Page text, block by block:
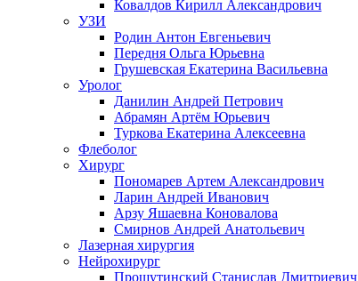
Ковалдов Кирилл Александрович
УЗИ
Родин Антон Евгеньевич
Передня Ольга Юрьевна
Грушевская Екатерина Васильевна
Уролог
Данилин Андрей Петрович
Абрамян Артём Юрьевич
Туркова Екатерина Алексеевна
Флеболог
Хирург
Пономарев Артем Александрович
Ларин Андрей Иванович
Арзу Яшаевна Коновалова
Смирнов Андрей Анатольевич
Лазерная хирургия
Нейрохирург
Прошутинский Станислав Дмитриевич